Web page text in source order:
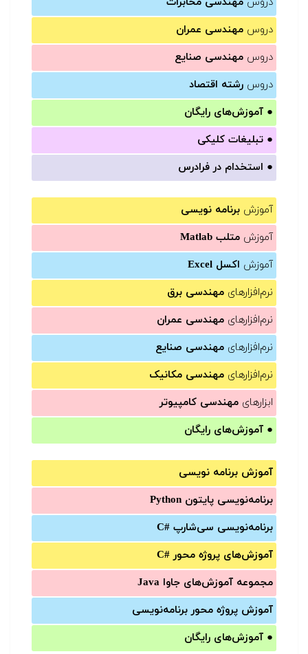
دروس مهندسی عمران
دروس مهندسی صنایع
دروس رشته اقتصاد
● آموزش‌های رایگان
● تبلیغات کلیکی
● استخدام در فرادرس
آموزش برنامه نویسی
آموزش متلب Matlab
آموزش اکسل Excel
نرم‌افزارهای مهندسی برق
نرم‌افزارهای مهندسی عمران
نرم‌افزارهای مهندسی صنایع
نرم‌افزارهای مهندسی مکانیک
ابزارهای مهندسی کامپیوتر
● آموزش‌های رایگان
آموزش برنامه نویسی
برنامه‌نویسی پایتون Python
برنامه‌‌نویسی سی‌شارپ C#‎
آموزش‌های پروژه محور #C
مجموعه آموزش‌های جاوا Java
آموزش‌ پروژه محور برنامه‌نویسی
● آموزش‌های رایگان